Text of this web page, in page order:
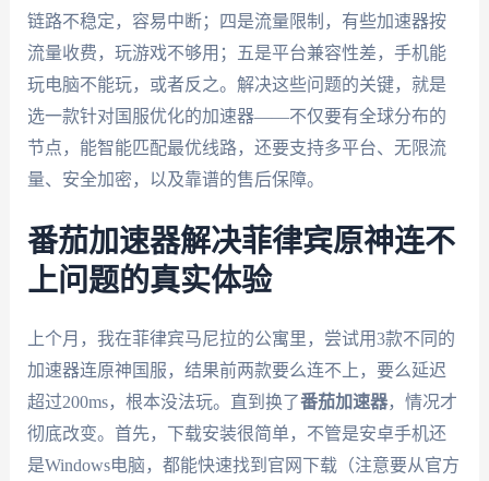
链路不稳定，容易中断；四是流量限制，有些加速器按
流量收费，玩游戏不够用；五是平台兼容性差，手机能
玩电脑不能玩，或者反之。解决这些问题的关键，就是
选一款针对国服优化的加速器——不仅要有全球分布的
节点，能智能匹配最优线路，还要支持多平台、无限流
量、安全加密，以及靠谱的售后保障。
番茄加速器解决菲律宾原神连不
上问题的真实体验
上个月，我在菲律宾马尼拉的公寓里，尝试用3款不同的
加速器连原神国服，结果前两款要么连不上，要么延迟
超过200ms，根本没法玩。直到换了番茄加速器，情况才
彻底改变。首先，下载安装很简单，不管是安卓手机还
是Windows电脑，都能快速找到官网下载（注意要从官方